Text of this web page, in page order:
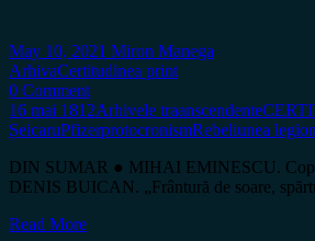
May 10, 2021 Miron Manega
ArhivaCertitudinea print
0 Comment
16 mai 1812Arhivele traanscendente
ȘeicaruPfizerprotocronismRebeliunea
DIN SUMAR ● MIHAI EMINESCU.
DENIS BUICAN. „Frântură de soare,
Read More